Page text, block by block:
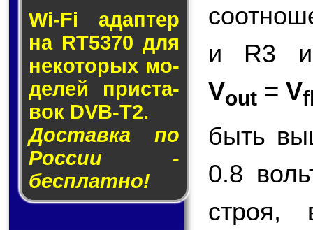
Wi-Fi адап­тер
на RT5370 для
не­ко­то­рых мо­
де­лей прис­та­
вок DVB-T2.
Доставка по
России -
бесплатно!
и R3 и
Vout = V
быть
0.8
строя,